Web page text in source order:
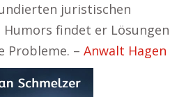
juristischen
Humors findet er Lösungen
Probleme. – Anwalt Hagen